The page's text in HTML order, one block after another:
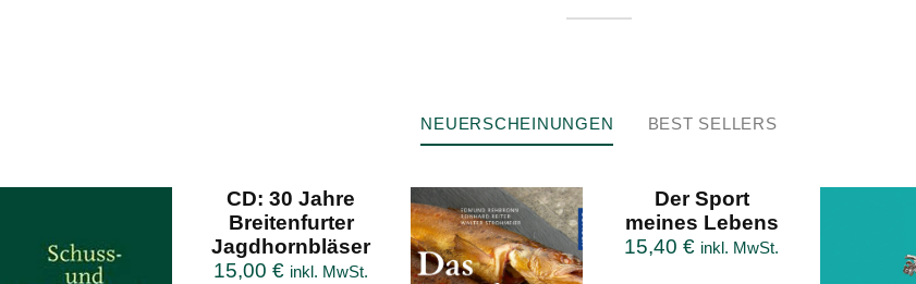
NEUERSCHEINUNGEN BEST SELLERS
CD: 30 Jahre
Breitenfurter
Jagdhornbläser
15,00€ inkl. MwSt.
Der Sport
meines Lebens
15,40€ inkl. MwSt.